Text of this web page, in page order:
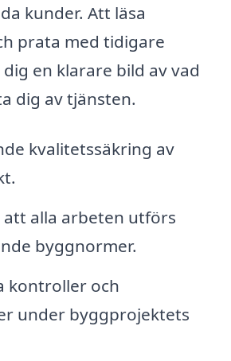
kunder. Att läsa
prata med tidigare
en klarare bild av vad
dig av tjänsten.
kvalitetssäkring av
att alla arbeten utförs
byggnormer.
kontroller och
under byggprojektets